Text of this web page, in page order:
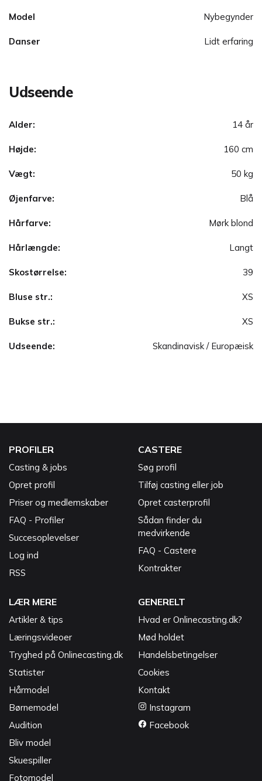
Model Nybegynder
Danser Lidt erfaring
Udseende
Alder: 14 år
Højde: 160 cm
Vægt: 50 kg
Øjenfarve: Blå
Hårfarve: Mørk blond
Hårlængde: Langt
Skostørrelse: 39
Bluse str.: XS
Bukse str.: XS
Udseende: Skandinavisk / Europæisk
PROFILER
Casting & jobs
Opret profil
Priser og medlemskaber
FAQ - Profiler
Succesoplevelser
Log ind
RSS
CASTERE
Søg profil
Tilføj casting eller job
Opret casterprofil
Sådan finder du
medvirkende
FAQ - Castere
Kontrakter
LÆR MERE
Artikler & tips
Læringsvideoer
Tryghed på Onlinecasting.dk
Statister
Hårmodel
Børnemodel
Audition
Bliv model
Skuespiller
Fotomodel
GENERELT
Hvad er Onlinecasting.dk?
Mød holdet
Handelsbetingelser
Cookies
Kontakt
Instagram
Facebook